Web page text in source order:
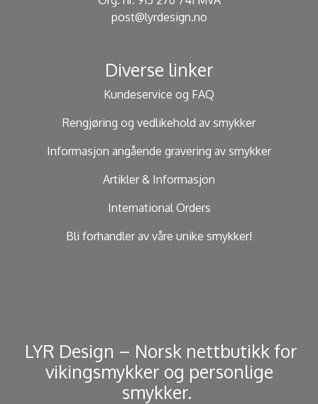
post@lyrdesign.no
Diverse linker
Kundeservice og FAQ
Rengjøring og vedlikehold av smykker
Informasjon angående gravering av smykker
Artikler & Informasjon
International Orders
Bli forhandler av våre unike smykker!
​ LYR Design – Norsk nettbutikk for
vikingsmykker og personlige
smykker. ​